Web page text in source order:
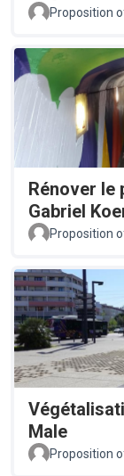
Proposition
Rénover le
Gabriel
Proposition
Male
Proposition